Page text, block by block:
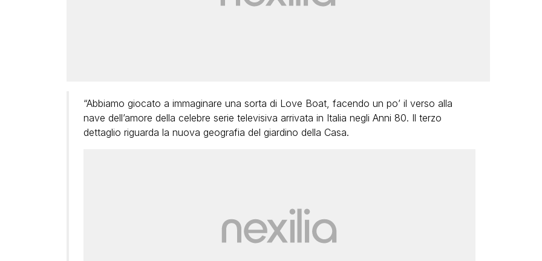
“Abbiamo giocato a immaginare una sorta di Love Boat, facendo un po’ il verso alla
nave dell’amore della celebre serie televisiva arrivata in Italia negli Anni 80. Il terzo
dettaglio riguarda la nuova geografia del giardino della Casa.